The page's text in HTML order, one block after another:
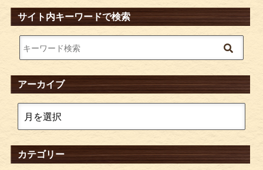
サイト内キーワードで検索
アーカイブ
カテゴリー